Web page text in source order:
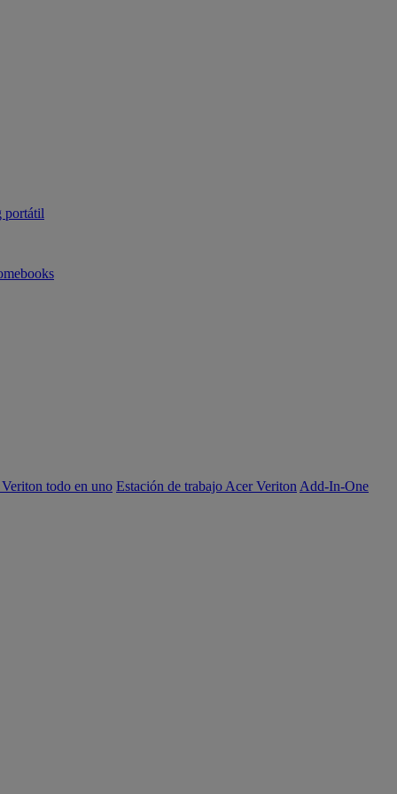
portátil
todo en uno Estación de trabajo Acer Veriton Add-In-One